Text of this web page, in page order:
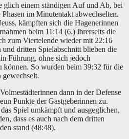
glich einem ständigen Auf und Ab, bei
im Minutentakt abwechselten.
kämpften sich die Hagenerinnen
beim 11:14 (6.) ihrerseits die
zum Viertelende wieder mit 22:16
dritten Spielabschnitt blieben die
Führung, ohne sich jedoch
können. So wurden beim 39:32 für die
gewechselt.
dann in der Defense
Punkte der Gastgeberinnen zu.
Spiel umkämpft und ausgeglichen,
dass es auch nach dem dritten
stand (48:48).